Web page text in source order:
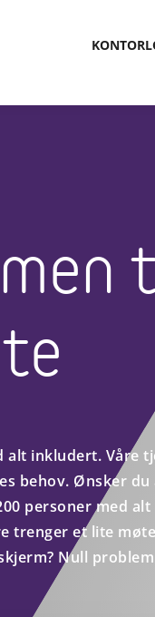
inkludert. Våre
behov. Ønsker du
personer med
trenger et lite
Null